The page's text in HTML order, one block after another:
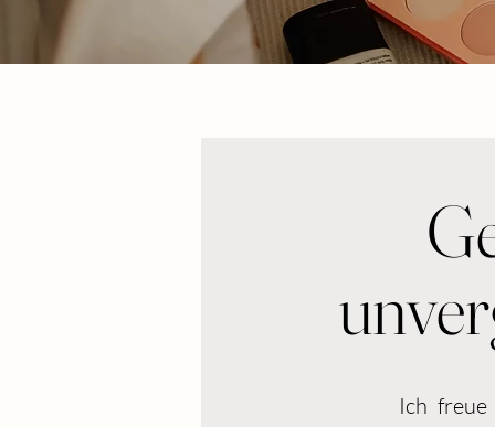
Ich freue